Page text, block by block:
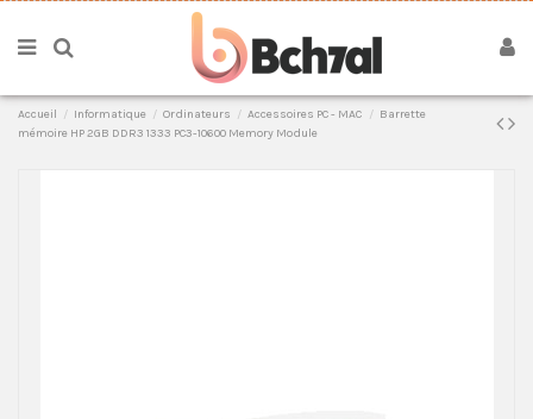
Accueil Informatique Ordinateurs Accessoires PC - MAC
Barrette
mémoire HP 2GB DDR3 1333 PC3-10600 Memory Module